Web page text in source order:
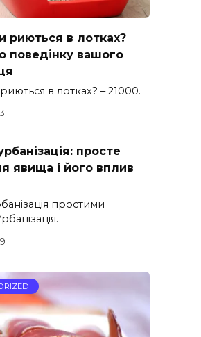
риються в лотках?
поведінку вашого
в лотках? – 21000.
просте
явища і його вплив
простими